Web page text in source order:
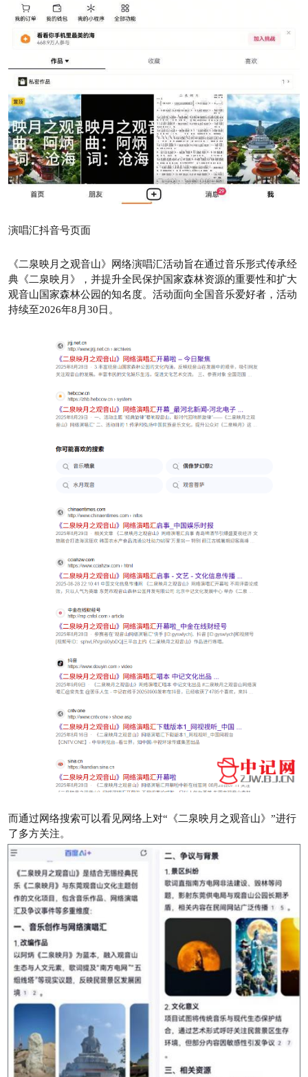
演唱汇抖音号页面
《二泉映月之观音山》网络演唱汇活动旨在通过音乐形式传承经
典《二泉映月》，并提升全民保护国家森林资源的重要性和扩大
观音山国家森林公园的知名度。活动面向全国音乐爱好者，活动
持续至2026年8月30日。
而通过网络搜索可以看见网络上对“《二泉映月之观音山》”进行
了多方关注。